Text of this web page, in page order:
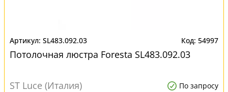
SL483.092.03 54997
Потолочная люстра Foresta SL483.092.03
ST Luce (Италия) По запросу